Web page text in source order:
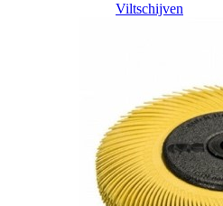
Viltschijven